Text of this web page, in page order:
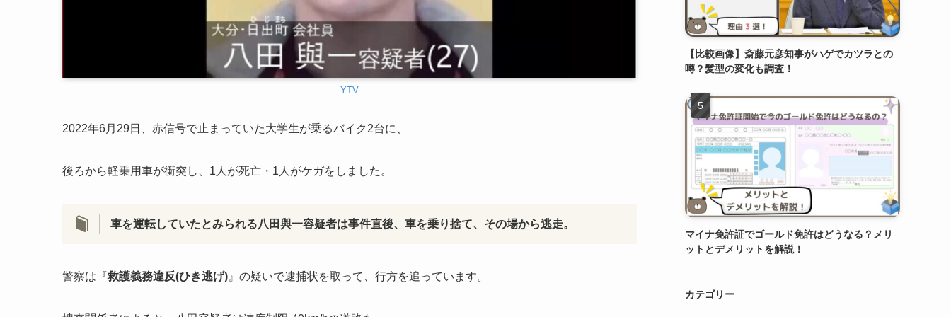
YTV
2022年6月29日、赤信号で止まっていた大学生が乗るバイク2台に、
後ろから軽乗用車が衝突し、1人が死亡・1人がケガをしました。
車を運転していたとみられる八田與一容疑者は事件直後、車を乗り捨て、その場から逃走。
警察は『救護義務違反(ひき逃げ) 』の疑いで逮捕状を取って、行方を追っています。
【比較画像】斎藤元彦知事がハゲでカツラとの
噂？髪型の変化も調査！
マイナ免許証でゴールド免許はどうなる？メリ
ットとデメリットを解説！
カテゴリー